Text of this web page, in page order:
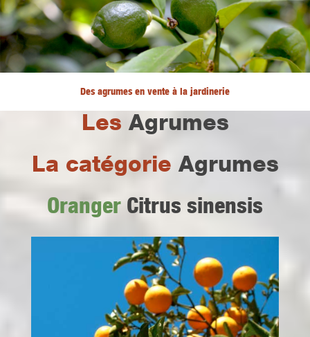
Des agrumes en vente à la jardinerie
Les Agrumes
La catégorie Agrumes
OrangerCitrus sinensis